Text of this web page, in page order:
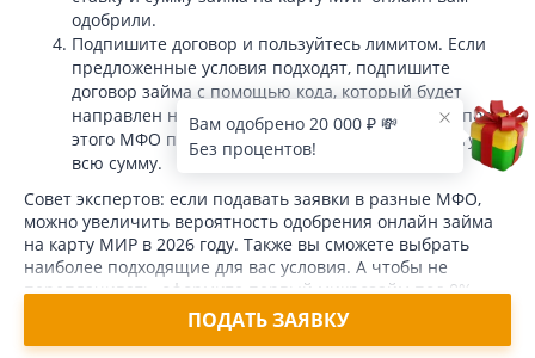
одобрили.
Подпишите договор и пользуйтесь лимитом. Если
предложенные условия подходят, подпишите
договор займа с помощью кода, который будет
направлен на ваш мобильный телефон. Сразу после
этого МФО переведет на вашу банковскую карту
всю сумму.
Совет экспертов: если подавать заявки в разные МФО,
можно увеличить вероятность одобрения онлайн займа
на карту МИР в 2026 году. Также вы сможете выбрать
наиболее подходящие для вас условия. А чтобы не
переплачивать, оформите первый микрозайм под 0%.
Как получить займ на карту МИР
ПОДАТЬ ЗАЯВКУ
Вам одобрено 20 000 ₽ 💸
Без процентов!